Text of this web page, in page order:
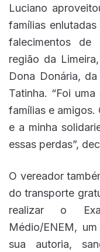
Luciano
famílias
falecimentos de
região da
Dona Donária,
Tatinha. “Foi
famílias e amigos.
e a minha
essas perdas”,
O vereador
do transporte
realizar o
Médio/ENEM,
sua autoria,